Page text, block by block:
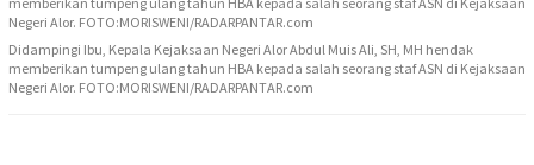
Didampingi Ibu, Kepala Kejaksaan Negeri Alor Abdul Muis Ali, SH, MH hendak
memberikan tumpeng ulang tahun HBA kepada salah seorang staf ASN di Kejaksaan
Negeri Alor. FOTO:MORISWENI/RADARPANTAR.com